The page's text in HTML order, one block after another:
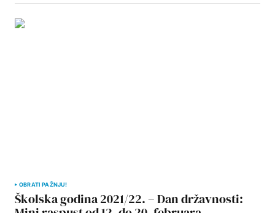
OBRATI PAŽNJU!
Školska godina 2021/22. – Dan državnosti: